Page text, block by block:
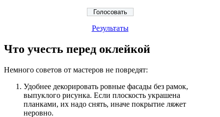
Результаты
Что учесть перед оклейкой
Немного советов от мастеров не повредят:
Удобнее декорировать ровные фасады без рамок,
выпуклого рисунка. Если плоскость украшена
планками, их надо снять, иначе покрытие ляжет
неровно.